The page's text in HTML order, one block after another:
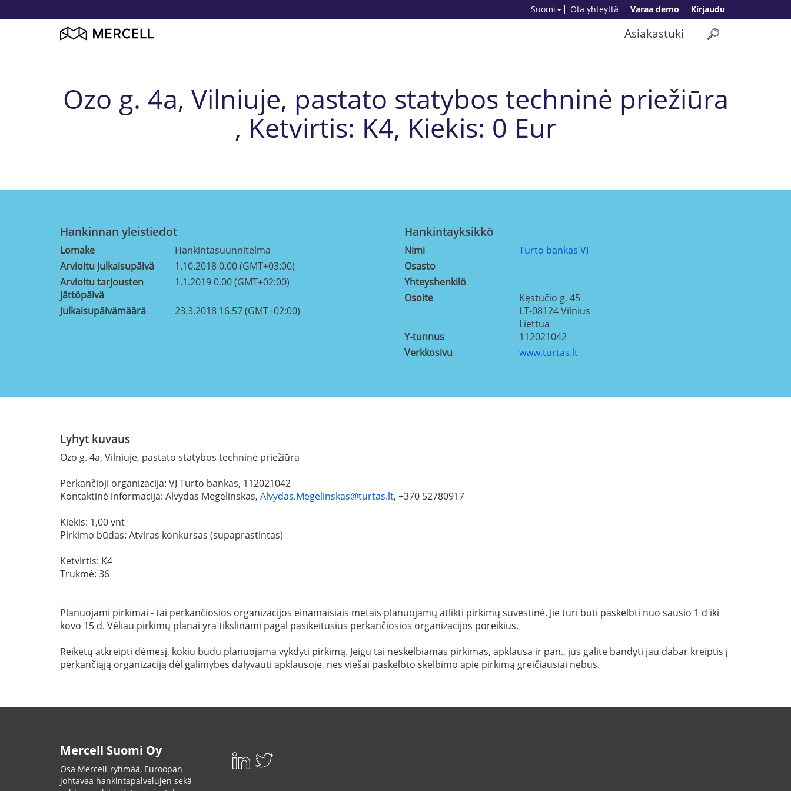
Kirjaudu
Varaa demo
Ota yhteyttä
Suomi
Asiakastuki
Ozo g. 4a, Vilniuje, pastato statybos techninė priežiūra
, Ketvirtis: K4, Kiekis: 0 Eur
Hankinnan yleistiedot
Lomake
Hankintasuunnitelma
Arvioitu julkaisupäivä
1.10.2018 0.00 (GMT+03:00)
Arvioitu tarjousten
jättöpäivä
1.1.2019 0.00 (GMT+02:00)
Julkaisupäivämäärä 23.3.2018 16.57 (GMT+02:00)
Hankintayksikkö
Nimi
Turto bankas VĮ
Osasto
Yhteyshenkilö
Osoite
Kęstučio g. 45
LT-08124Vilnius
Liettua
Y-tunnus
112021042
Verkkosivu
www.turtas.lt
Lyhyt kuvaus
Ozo g. 4a, Vilniuje, pastato statybos techninė priežiūra
Perkančioji organizacija: VĮ Turto bankas, 112021042
Kontaktinė informacija: Alvydas Megelinskas, Alvydas.Megelinskas@turtas.lt, +370 52780917
Kiekis: 1,00 vnt
Pirkimo būdas: Atviras konkursas (supaprastintas)
Ketvirtis: K4
Trukmė: 36
Planuojami pirkimai - tai perkančiosios organizacijos einamaisiais metais planuojamų atlikti pirkimų suvestinė. Jie turi būti paskelbti nuo sausio 1 d iki
kovo 15 d. Vėliau pirkimų planai yra tikslinami pagal pasikeitusius perkančiosios organizacijos poreikius.
Reikėtų atkreipti dėmesį, kokiu būdu planuojama vykdyti pirkimą. Jeigu tai neskelbiamas pirkimas, apklausa ir pan., jūs galite bandyti jau dabar kreiptis į
perkančiąją organizaciją dėl galimybės dalyvauti apklausoje, nes viešai paskelbto skelbimo apie pirkimą greičiausiai nebus.
Mercell Suomi Oy
Osa Mercell-ryhmää, Euroopan
johtavaa hankintapalvelujen sekä